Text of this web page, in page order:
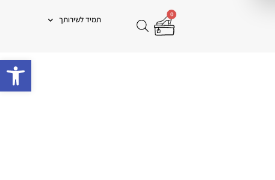
0
תמיד לשירותך